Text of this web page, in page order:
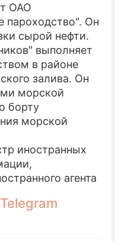
ОАО
пароходство". Он
сырой нефти.
выполняет
в районе
залива. Он
морской
борту
морской
иностранных
агента